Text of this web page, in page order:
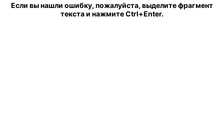
Если вы нашли ошибку, пожалуйста, выделите фрагмент
текста и нажмите Ctrl+Enter.